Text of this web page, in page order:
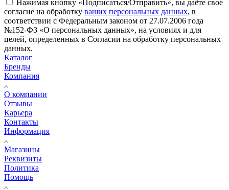
Нажимая кнопку «Подписаться/Отправить», вы даёте свое
согласие на обработку ваших персональных данных, в
соответствии с Федеральным законом от 27.07.2006 года
№152-ФЗ «О персональных данных», на условиях и для
целей, определенных в Согласии на обработку персональных
данных.
Каталог
Бренды
Компания
О компании
Отзывы
Карьера
Контакты
Информация
Магазины
Реквизиты
Политика
Помощь